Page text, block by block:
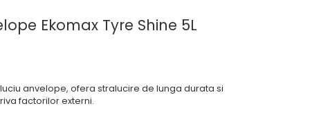
Ekomax Tyre Shine 5L
anvelope, ofera stralucire de lunga durata si
factorilor externi.